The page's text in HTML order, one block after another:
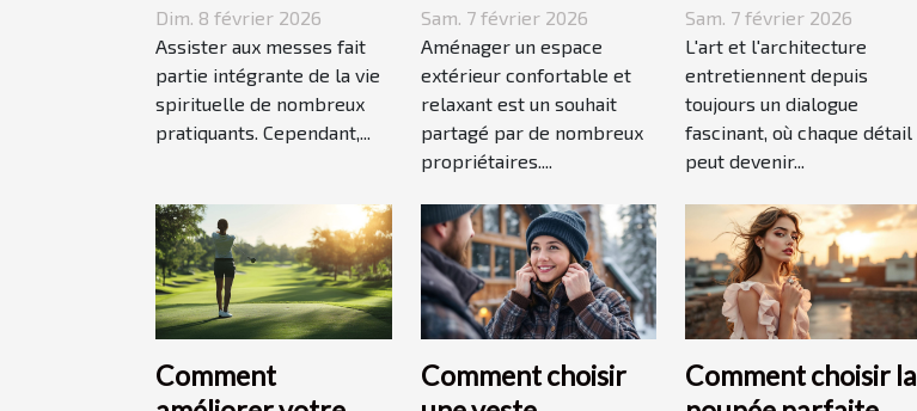
messes facilitent la
vie des pratiquants
?
Dim. 8 février 2026
Assister aux messes fait
partie intégrante de la vie
spirituelle de nombreux
pratiquants. Cependant,...
votre espace
extérieur ?
Sam. 7 février 2026
Aménager un espace
extérieur confortable et
relaxant est un souhait
partagé par de nombreux
propriétaires....
escaliers comme
moyen
d'expression
Sam. 7 février 2026
L'art et l'architecture
entretiennent depuis
toujours un dialogue
fascinant, où chaque détail
peut devenir...
Comment
Comment choisir
Comment choisir la